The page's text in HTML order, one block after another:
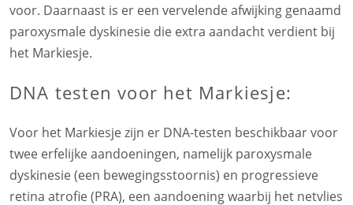
voor. Daarnaast is er een vervelende afwijking genaamd
paroxysmale dyskinesie die extra aandacht verdient bij
het Markiesje.
DNA testen voor het Markiesje:
Voor het Markiesje zijn er DNA-testen beschikbaar voor
twee erfelijke aandoeningen, namelijk paroxysmale
dyskinesie (een bewegingsstoornis) en progressieve
retina atrofie (PRA), een aandoening waarbij het netvlies